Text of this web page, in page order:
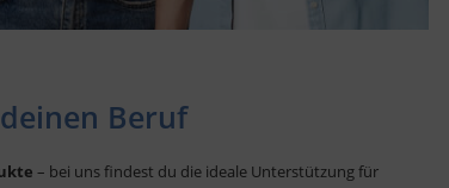
Beruf
– bei uns findest du die ideale Unterstützung für